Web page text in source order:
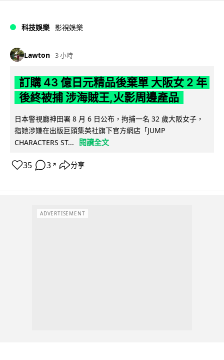
科技娛樂 影視娛樂
Lawton 3 小時
訂購 43 億日元精品後棄單 大阪女 2 年
後終被捕 涉海賊王,火影周邊產品
日本警視廳神田署 8 月 6 日公布，拘捕一名 32 歲大阪女子，
指她涉嫌在出版巨頭集英社旗下官方網店「JUMP
CHARACTERS ST...
閱讀全文
35 3 ↗ 分享
ADVERTISEMENT